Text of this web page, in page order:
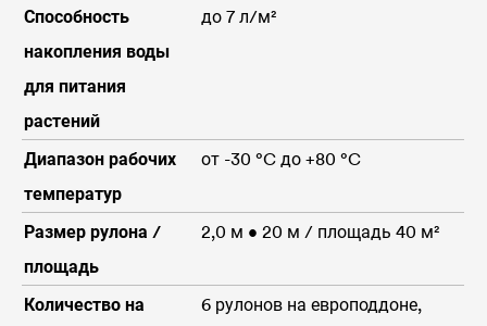
Способность
накопления воды
для питания
растений
до 7 л/м²
Диапазон рабочих
температур
от -30 °C до +80 °C
Размер рулона /
площадь
2,0 м • 20 м / площадь 40 м²
Количество на
6 рулонов на европоддоне,